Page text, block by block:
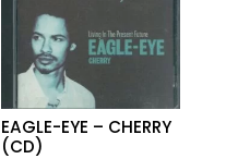
EAGLE-EYE – CHERRY
(CD)